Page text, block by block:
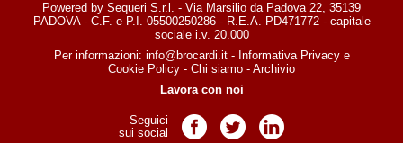
Powered by Sequeri S.r.l. - Via Marsilio da Padova 22, 35139
PADOVA - C.F. e P.I. 05500250286 - R.E.A. PD471772 - capitale
sociale i.v. 20.000
Per informazioni: info@brocardi.it- Informativa Privacye
Cookie Policy - Chi siamo - Archivio
Lavora con noi
Seguici
sui social
Pagina Facebook
Pagina TwitterPagina LinkedIn